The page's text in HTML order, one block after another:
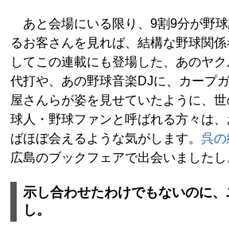
あと会場にいる限り、9割9分が野
るお客さんを見れば、結構な野球関
してこの連載にも登場した、あのヤ
代打や、あの野球音楽DJに、カープ
屋さんらが姿を見せていたように、
球人・野球ファンと呼ばれる方々は
ばほぼ会えるような気がします。 呉の
広島のブックフェアで出会いましたし
示し合わせたわけでもないのに
し。